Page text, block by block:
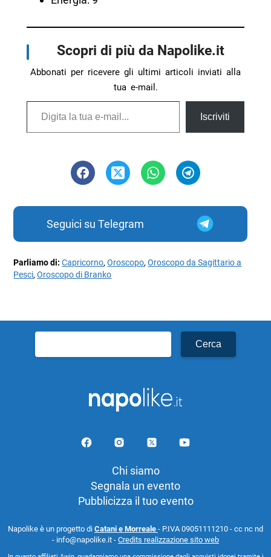
Scopri di più da Napolike.it
Abbonati per ricevere gli ultimi articoli inviati alla
tua e-mail.
Digita la tua e-mail...
Iscriviti
Seguici su Telegram
Parliamo di:Capricorno,Oroscopo,Oroscopo da Sagittario a
Pesci,Oroscopo di Branko
per:
Chi siamo
Segnala un evento
Pubblicizza il tuo evento
Napolike è un progetto di Catani e Morreale - P.IVA 09051111210 - cc nc nd
- info@napolike.it - Credits realizzazione sito web